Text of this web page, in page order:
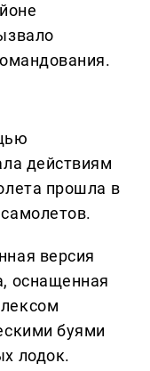
действиям
прошла в
версия
оснащенная
буями
лодок.